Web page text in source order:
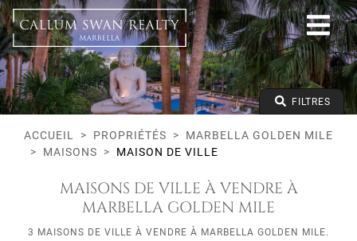
Tous les modes de vie
Marbella Golden Mile
Toutes les zones
Tous les types
Prix à partir de
Prix jusqu'à
Lits minimums FILTRES
ACCUEIL PROPRIÉTÉS
MARBELLA GOLDEN MILE
MAISONS
MAISON DE VILLE
MAISONS DE VILLE À VENDRE À
MARBELLA GOLDEN MILE
3 MAISONS DE VILLE À VENDRE À MARBELLA GOLDEN MILE.